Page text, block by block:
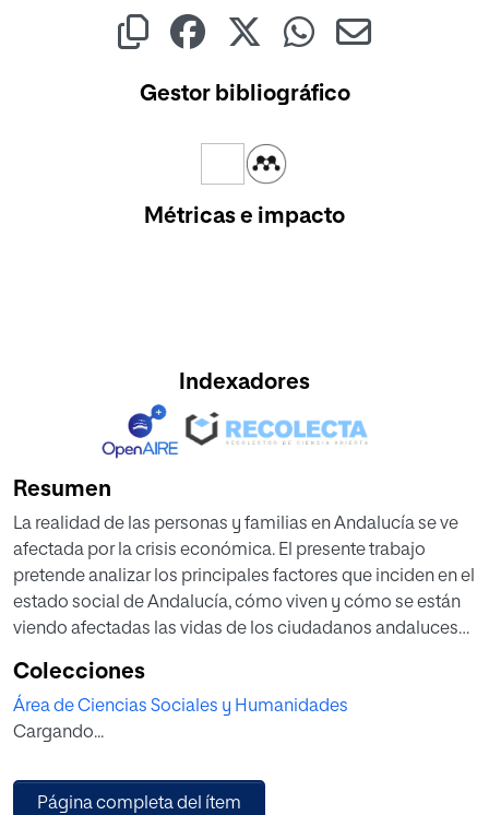
Gestor bibliográfico
Métricas e impacto
Indexadores
Resumen
La realidad de las personas y familias en Andalucía se ve
afectada por la crisis económica. El presente trabajo
pretende analizar los principales factores que inciden en el
estado social de Andalucía, cómo viven y cómo se están
viendo afectadas las vidas de los ciudadanos andaluces
la administración andaluza ante las necesidades de los
ciudadanos y cuál es la percepción de los andaluces
sobre la situación.
Colecciones
Área de Ciencias Sociales y Humanidades
Cargando...
Página completa del ítem